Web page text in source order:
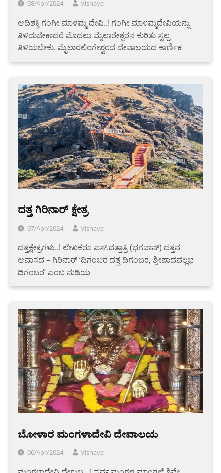
08/Apr/2024 Vishaya
ಆದಿಶಕ್ತಿ ಗಂಗೀ ಮಾಳಮ್ಮ ದೇವಿ..! ಗಂಗೀ ಮಾಳಮ್ಮದೇವಿಯನ್ನು
ತಿಳಿದುಬೇಕಾದರೆ ಮೊದಲು ಮೈಲಾರೇಶ್ವರನ ಕುರಿತು ಸ್ವಲ್ಪ
ತಿಳಿಯಬೇಕು. ಮೈಲಾರಲಿಂಗೇಶ್ವರದ ದೇವಾಲಯದ ಕಾರ್ಣಿಕ
ದತ್ತ ಗಿರಿನಾರ್ ಕ್ಷೇತ್ರ
07/Apr/2024 Vishaya
ದತ್ತಕ್ಷೇತ್ರಗಳು..! ಲೇಖಕರು: ಎಸ್.ದತ್ತಾತ್ರಿ (ಭಗವಾನ್) ದತ್ತನ
ಆವಾಸದ – ಗಿರಿನಾರ್ ’ದಿಗಂಬರ ದತ್ತ ದಿಗಂಬರ, ಶ್ರೀಪಾದವಲ್ಲಭ
ದಿಗಂಬರ’ ಎಂಬ ನುಡಿಯ
ಬೋಳಾರ ಮಂಗಳಾದೇವಿ ದೇವಾಲಯ
06/Apr/2024 Vishaya